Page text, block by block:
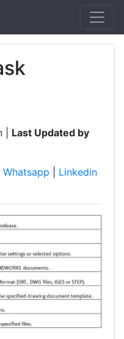
| Last Updated by
Whatsapp
Linkedin